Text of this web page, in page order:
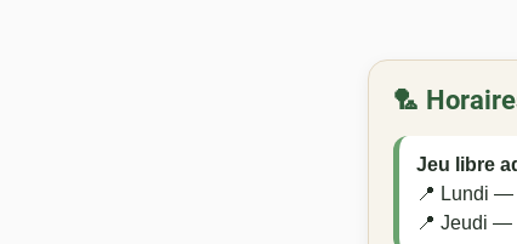
🏸
Jeu libre
📍 Lundi —
📍 Jeudi